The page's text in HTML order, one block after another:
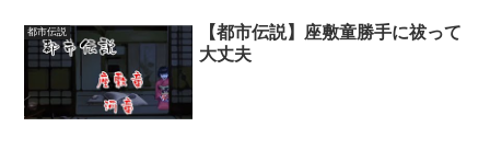
都市伝説
【都市伝説】座敷童勝手に祓って
大丈夫